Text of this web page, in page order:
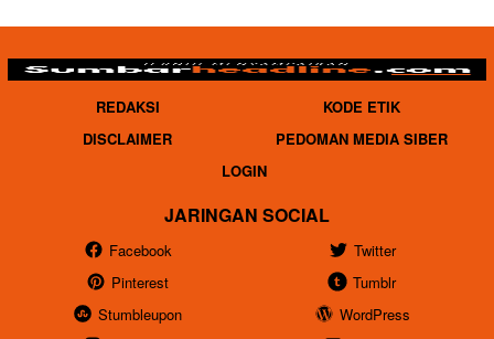
REDAKSI
KODE ETIK
DISCLAIMER
PEDOMAN MEDIA SIBER
LOGIN
JARINGAN SOCIAL
Facebook
Twitter
Pinterest
Tumblr
Stumbleupon
WordPress